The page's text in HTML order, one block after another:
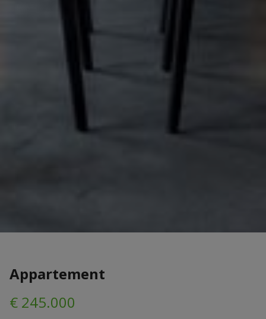
Appartement
€ 245.000